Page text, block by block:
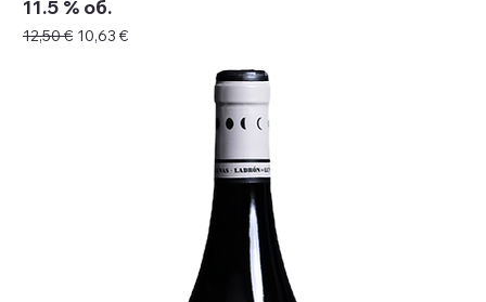
11.5 % об.
Редовна цена
12,50 € Продажна цена
10,63 €